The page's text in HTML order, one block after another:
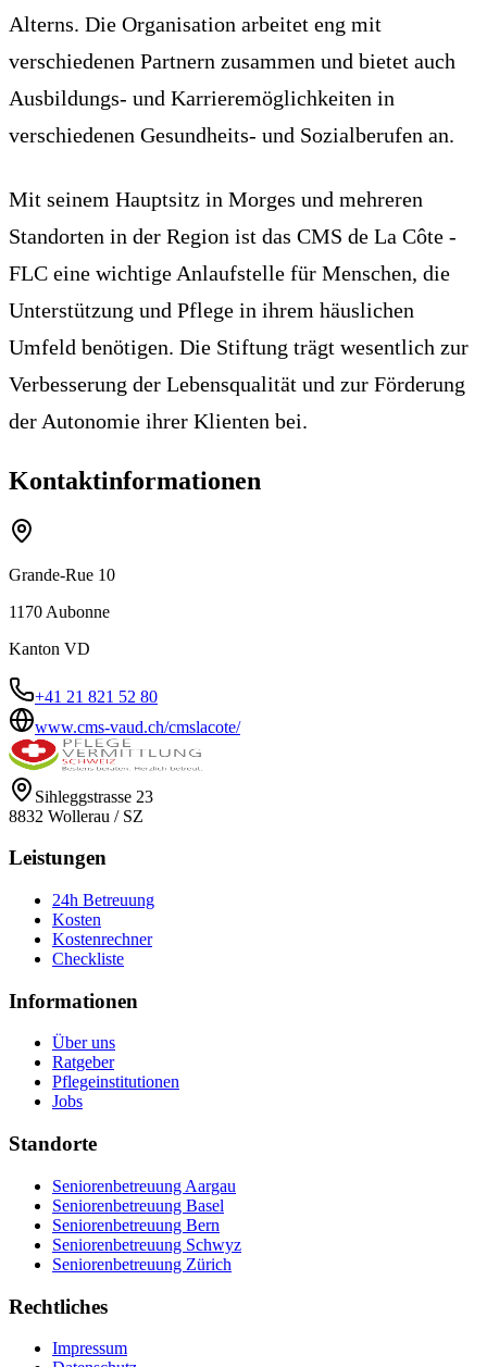
Alterns. Die Organisation arbeitet eng mit
verschiedenen Partnern zusammen und bietet auch
Ausbildungs- und Karrieremöglichkeiten in
verschiedenen Gesundheits- und Sozialberufen an.
Mit seinem Hauptsitz in Morges und mehreren
Standorten in der Region ist das CMS de La Côte -
FLC eine wichtige Anlaufstelle für Menschen, die
Unterstützung und Pflege in ihrem häuslichen
Umfeld benötigen. Die Stiftung trägt wesentlich zur
Verbesserung der Lebensqualität und zur Förderung
der Autonomie ihrer Klienten bei.
Kontaktinformationen
Grande-Rue 10
1170 Aubonne
Kanton VD
+41 21 821 52 80
www.cms-vaud.ch/cmslacote/
Sihleggstrasse 23
8832 Wollerau / SZ
Leistungen
24h Betreuung
Kosten
Kostenrechner
Checkliste
Informationen
Über uns
Ratgeber
Pflegeinstitutionen
Jobs
Standorte
Seniorenbetreuung Aargau
Seniorenbetreuung Basel
Seniorenbetreuung Bern
Seniorenbetreuung Schwyz
Seniorenbetreuung Zürich
Rechtliches
Impressum